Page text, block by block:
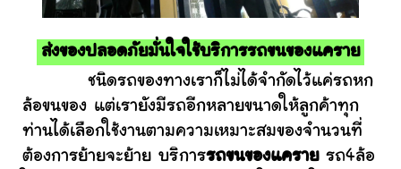
ส่งของปลอดภัยมั่นใจใช้บริการรถขนของแคราย
ชนิดรถของทางเราก็ไม่ได้จำกัดไว้แค่รถหก
ล้อขนของ แต่เรายังมีรถอีกหลายขนาดให้ลูกค้าทุก
ท่านได้เลือกใช้งานตามความเหมาะสมของจำนวนที่
ต้องการย้ายจะย้าย บริการรถขนของแครายรถ4ล้อ